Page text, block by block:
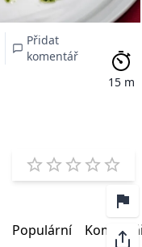
Přidat
komentář
15 m
1 Star
2 Stars
3 Stars
4 5
Populární